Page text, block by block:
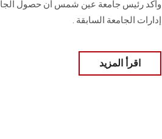
وأكد رئيس جامعة عين شمس أن حصول
إدارات الجامعة السابقة .
اقرأ المزيد